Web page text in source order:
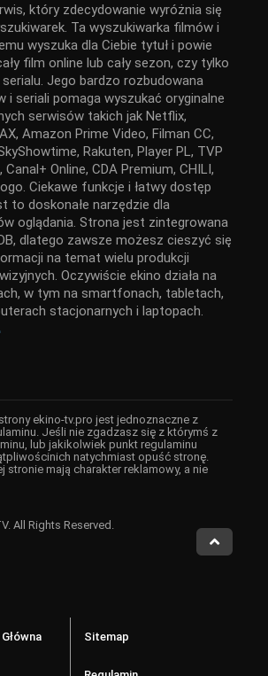
który zdecydowanie wyróżnia się
Ta wyszukiwarka filmów i
wyszuka dla Ciebie tytuł i powie
film online lub cały sezon, czy tylko
Jego bardzo rozbudowana
i seriali pomaga wyszukać oryginalne
serwisów takich jak Netflix,
Amazon Prime Video, Filman CC,
Rakuten, Player PL, TVP
Canal+ Online, CDA Premium, CHILI,
Ciekawe funkcje i łatwy dostęp
to doskonałe narzędzie dla
oglądania. Strona jest zintegrowana
dlatego zawsze możesz cieszyć się
na temat wielu produkcji
Oczywiście ekino działa na
w tym na smartfonach, tabletach,
stacjonarnych i laptopach.
ekino-tv.pro jest jednoznaczne z
Jeśli nie zgadzasz się z którymś z
lub jakikolwiek punkt regulaminu
natychmiast opuść stronę.
stronie mają charakter reklamowy, a nie
All Rights Reserved.
Sitemap